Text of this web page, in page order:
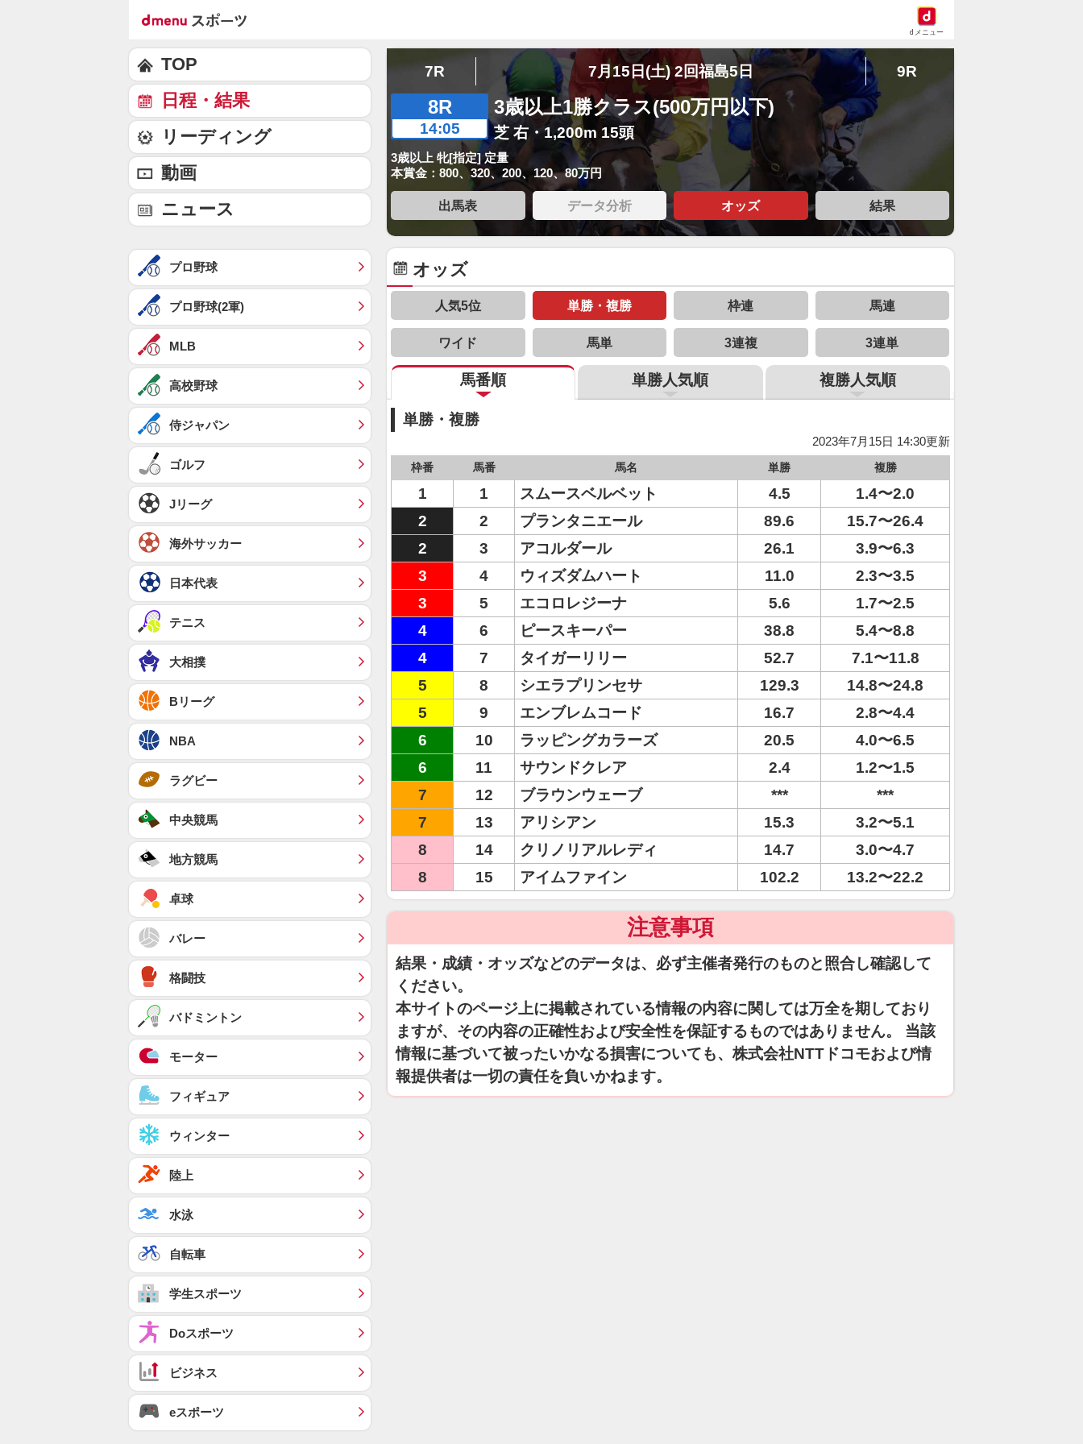
dメニュー
7R 7月15日(土) 2回福島5日 9R
8R
14:05
3歳以上1勝クラス(500万円以下)
芝 右・1,200m 15頭
3歳以上 牝[指定] 定量
本賞金：800、320、200、120、80万円
出馬表 データ分析 オッズ 結果
オッズ
人気5位 単勝・複勝 枠連 馬連
ワイド 馬単 3連複 3連単
馬番順 単勝人気順 複勝人気順
単勝・複勝
2023年7月15日 14:30更新
枠番 馬番 馬名 単勝 複勝
1 1 スムースベルベット 4.5
1.4〜2.0
2
2 プランタニエール 89.6
15.7〜26.4
2
3 アコルダール 26.1
3.9〜6.3
3
4 ウィズダムハート 11.0
2.3〜3.5
3
5 エコロレジーナ 5.6
1.7〜2.5
4
6 ピースキーパー 38.8
5.4〜8.8
4
7 タイガーリリー 52.7
7.1〜11.8
5
8 シエラプリンセサ 129.3
14.8〜24.8
5
9 エンブレムコード 16.7
2.8〜4.4
6
10 ラッピングカラーズ 20.5
4.0〜6.5
6
11 サウンドクレア 2.4
1.2〜1.5
7
12 ブラウンウェーブ ***
***
7
13 アリシアン 15.3
3.2〜5.1
8
14 クリノリアルレディ 14.7
3.0〜4.7
8
15 アイムファイン 102.2 13.2〜22.2
注意事項
結果・成績・オッズなどのデータは、必ず主催者発行のものと照合し確認して
ください。
本サイトのページ上に掲載されている情報の内容に関しては万全を期しており
ますが、その内容の正確性および安全性を保証するものではありません。 当該
情報に基づいて被ったいかなる損害についても、株式会社NTTドコモおよび情
報提供者は一切の責任を負いかねます。
TOP
日程・結果
リーディング
動画
ニュース
プロ野球
プロ野球(2軍)
MLB
高校野球
侍ジャパン
ゴルフ
Jリーグ
海外サッカー
日本代表
テニス
大相撲
Bリーグ
NBA
ラグビー
中央競馬
地方競馬
卓球
バレー
格闘技
バドミントン
モーター
フィギュア
ウィンター
陸上
水泳
自転車
学生スポーツ
Doスポーツ
ビジネス
eスポーツ